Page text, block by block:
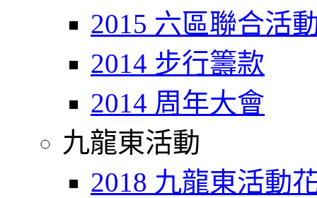
2015 六區聯合活
2014 步行籌款
2014 周年大會
九龍東活動
2018 九龍東活動